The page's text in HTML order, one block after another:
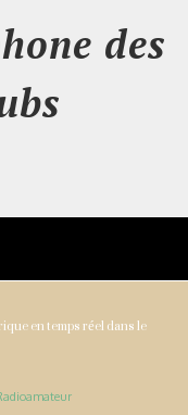
des
en temps réel dans le